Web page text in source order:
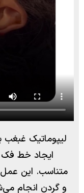
لیپوماتیک
ایجاد خط
متناسب. این
و گردن انجام